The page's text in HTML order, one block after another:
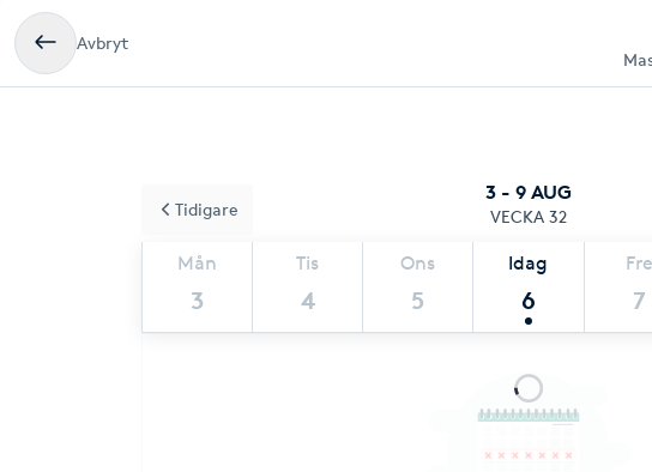
Avbryt
3 - 9 AUG
VECKA 32
Mån
3
Tis
4
Ons
5
Idag
6
Fre
7
Tidigare